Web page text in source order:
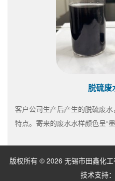
脱硫废
客户公司生产后产生的脱硫废
特点。寄来的废水水样颜色呈“
版权所有 © 2026 无锡市田鑫化
技术支持：